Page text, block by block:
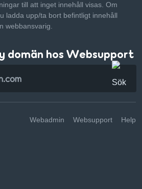
till att inget innehåll visas. Om
ladda upp/ta bort befintligt innehåll
webbansvarig.
domän hos Websupport
Webadmin Websupport Help